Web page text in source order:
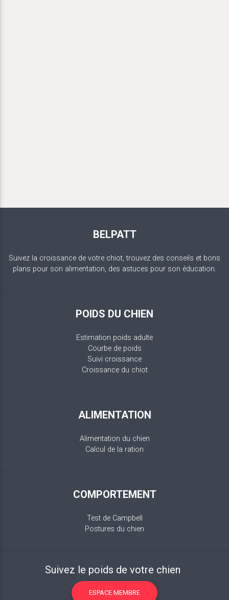
BELPATT
Suivez la croissance de votre chiot, trouvez des conseils et bons
plans pour son alimentation, des astuces pour son éducation.
POIDS DU CHIEN
Estimation poids adulte
Courbe de poids
Suivi croissance
Croissance du chiot
ALIMENTATION
Alimentation du chien
Calcul de la ration
COMPORTEMENT
Test de Campbell
Postures du chien
Suivez le poids de votre chien
ESPACE MEMBRE